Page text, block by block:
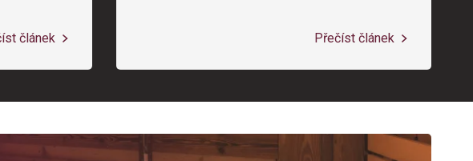
článek Přečíst článek